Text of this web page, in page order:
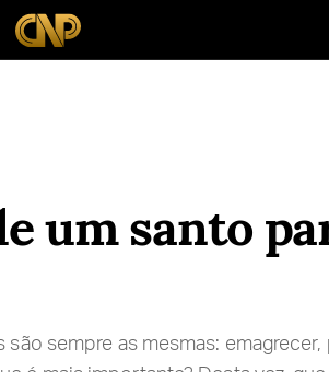
um santo
são sempre as mesmas: emagrecer,